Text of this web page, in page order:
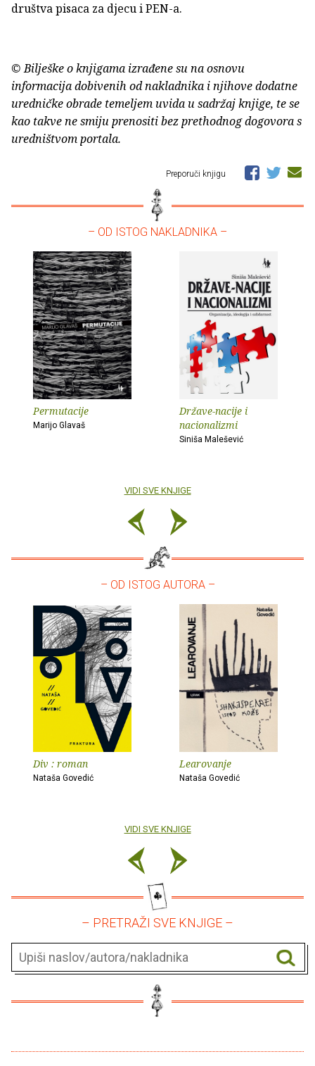
društva pisaca za djecu i PEN-a.
© Bilješke o knjigama izrađene su na osnovu
informacija dobivenih od nakladnika i njihove dodatne
uredničke obrade temeljem uvida u sadržaj knjige, te se
kao takve ne smiju prenositi bez prethodnog dogovora s
uredništvom portala.
Preporuči knjigu
– OD ISTOG NAKLADNIKA –
Permutacije
Marijo Glavaš
Države-nacije i
nacionalizmi
Siniša Malešević
VIDI SVE KNJIGE
– OD ISTOG AUTORA –
Div : roman
Nataša Govedić
Learovanje
Nataša Govedić
VIDI SVE KNJIGE
– PRETRAŽI SVE KNJIGE –